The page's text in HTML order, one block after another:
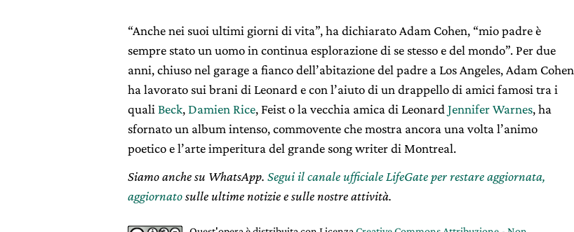
“Anche nei suoi ultimi giorni di vita”, ha dichiarato Adam Cohen, “mio padre è
sempre stato un uomo in continua esplorazione di se stesso e del mondo”. Per due
anni, chiuso nel garage a fianco dell’abitazione del padre a Los Angeles, Adam Cohen
ha lavorato sui brani di Leonard e con l’aiuto di un drappello di amici famosi tra i
quali Beck, Damien Rice, Feist o la vecchia amica di Leonard Jennifer Warnes, ha
sfornato un album intenso, commovente che mostra ancora una volta l’animo
poetico e l’arte imperitura del grande song writer di Montreal.
Siamo anche su WhatsApp. Segui il canale ufficiale LifeGate per restare aggiornata,
aggiornatosulle ultime notizie e sulle nostre attività.